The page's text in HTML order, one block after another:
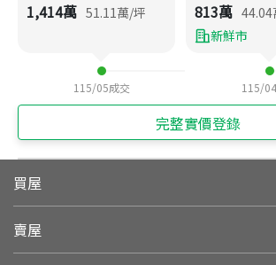
1,414萬 51.11萬/坪
115/05成交
813萬 44.04
新鮮市
115/04
完整實價登錄
買屋
賣屋